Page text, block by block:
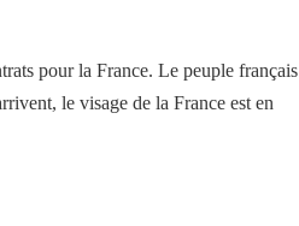
pour la France. Le peuple français
le visage de la France est en